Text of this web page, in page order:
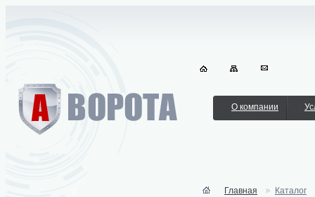
О компании
Главная Каталог